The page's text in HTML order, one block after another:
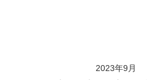
2023年9月